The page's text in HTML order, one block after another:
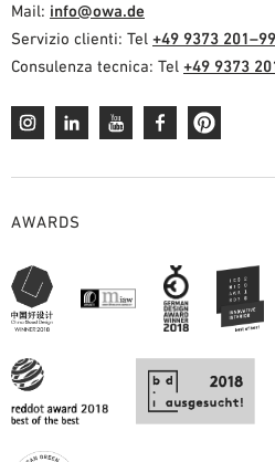
Mail: info@owa.de
Servizio clienti: Tel +49 9373
Consulenza tecnica: Tel +49 9373
AWARDS